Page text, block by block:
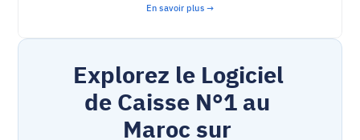
En savoir plus →
Explorez le Logiciel
de Caisse N°1 au